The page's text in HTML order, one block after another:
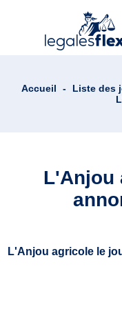
Accueil - Liste des
L'Anjou
L'Anjou agricole le